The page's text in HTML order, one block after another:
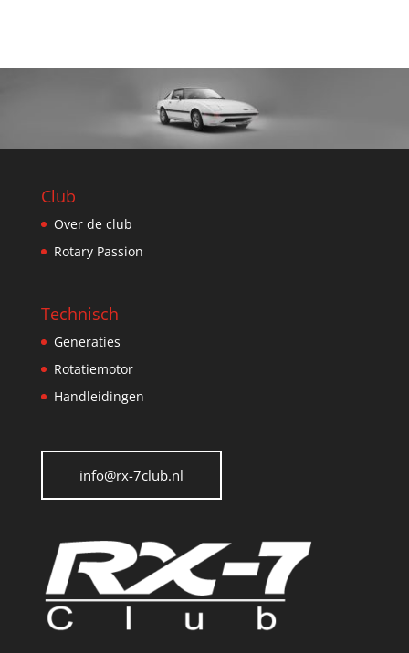
Club
Over de club
Rotary Passion
Technisch
Generaties
Rotatiemotor
Handleidingen
info@rx-7club.nl